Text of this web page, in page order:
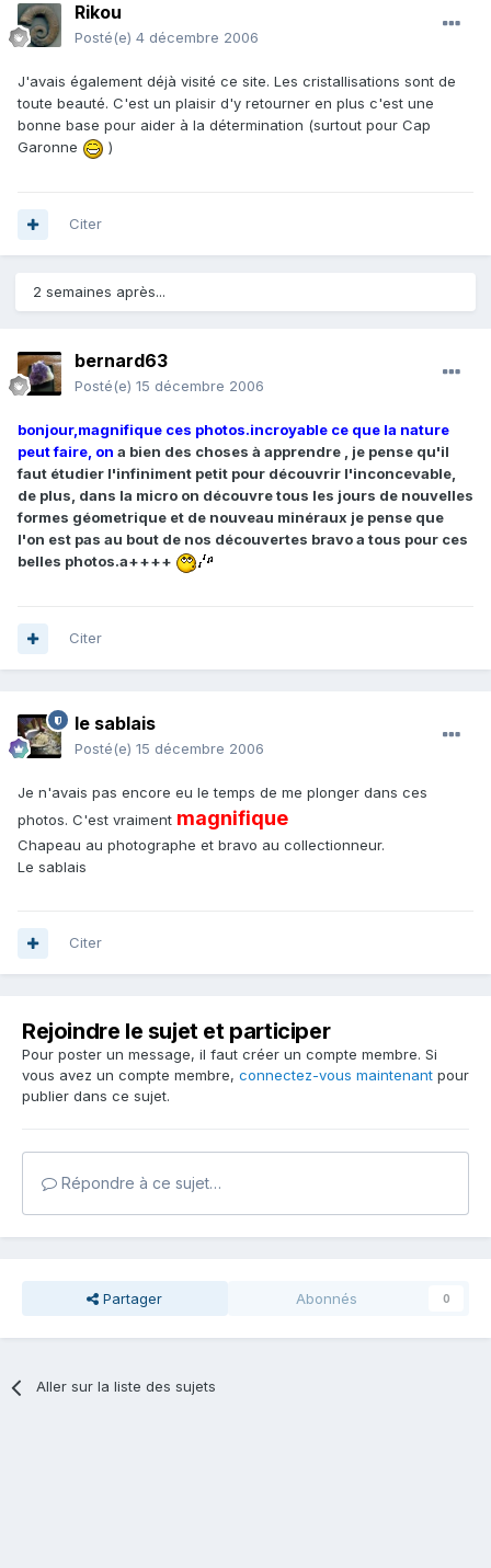
Rikou
Posté(e) 4 décembre 2006
J'avais également déjà visité ce site. Les cristallisations sont de
toute beauté. C'est un plaisir d'y retourner en plus c'est une
bonne base pour aider à la détermination (surtout pour Cap
Garonne
)
Citer
2 semaines après...
bernard63
Posté(e) 15 décembre 2006
bonjour,magnifique ces photos.incroyable ce que la nature
peut faire, on a bien des choses à apprendre , je pense qu'il
faut étudier l'infiniment petit pour découvrir l'inconcevable,
de plus, dans la micro on découvre tous les jours de nouvelles
formes géometrique et de nouveau minéraux je pense que
l'on est pas au bout de nos découvertes bravo a tous pour ces
belles photos.a++++
Citer
le sablais
Posté(e) 15 décembre 2006
Je n'avais pas encore eu le temps de me plonger dans ces
photos. C'est vraiment magnifique
Chapeau au photographe et bravo au collectionneur.
Le sablais
Citer
Rejoindre le sujet et participer
Pour poster un message, il faut créer un compte membre. Si
vous avez un compte membre, connectez-vous maintenant pour
publier dans ce sujet.
Répondre à ce sujet…
Partager Abonnés 0
Aller sur la liste des sujets